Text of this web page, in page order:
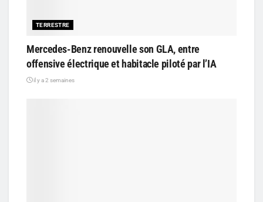
TERRESTRE
Mercedes-Benz renouvelle son GLA, entre
offensive électrique et habitacle piloté par l’IA
il y a 2 semaines